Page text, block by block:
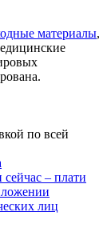
материалы,
по всей
– плати
лиц